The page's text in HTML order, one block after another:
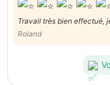
Travail très bien effectué,
Roland